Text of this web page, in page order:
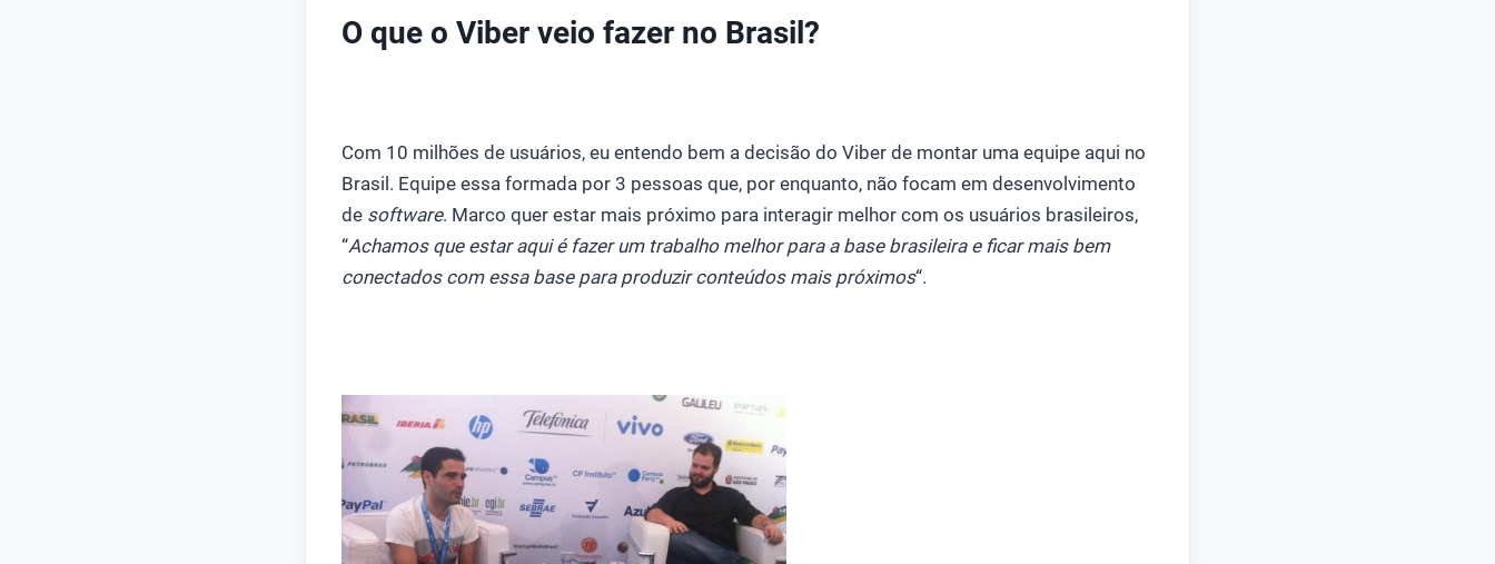
O que o Viber veio fazer no Brasil?
Com 10 milhões de usuários, eu entendo bem a decisão do Viber de montar uma equipe aqui no
Brasil. Equipe essa formada por 3 pessoas que, por enquanto, não focam em desenvolvimento
de software. Marco quer estar mais próximo para interagir melhor com os usuários brasileiros,
“Achamos que estar aqui é fazer um trabalho melhor para a base brasileira e ficar mais bem
conectados com essa base para produzir conteúdos mais próximos“.